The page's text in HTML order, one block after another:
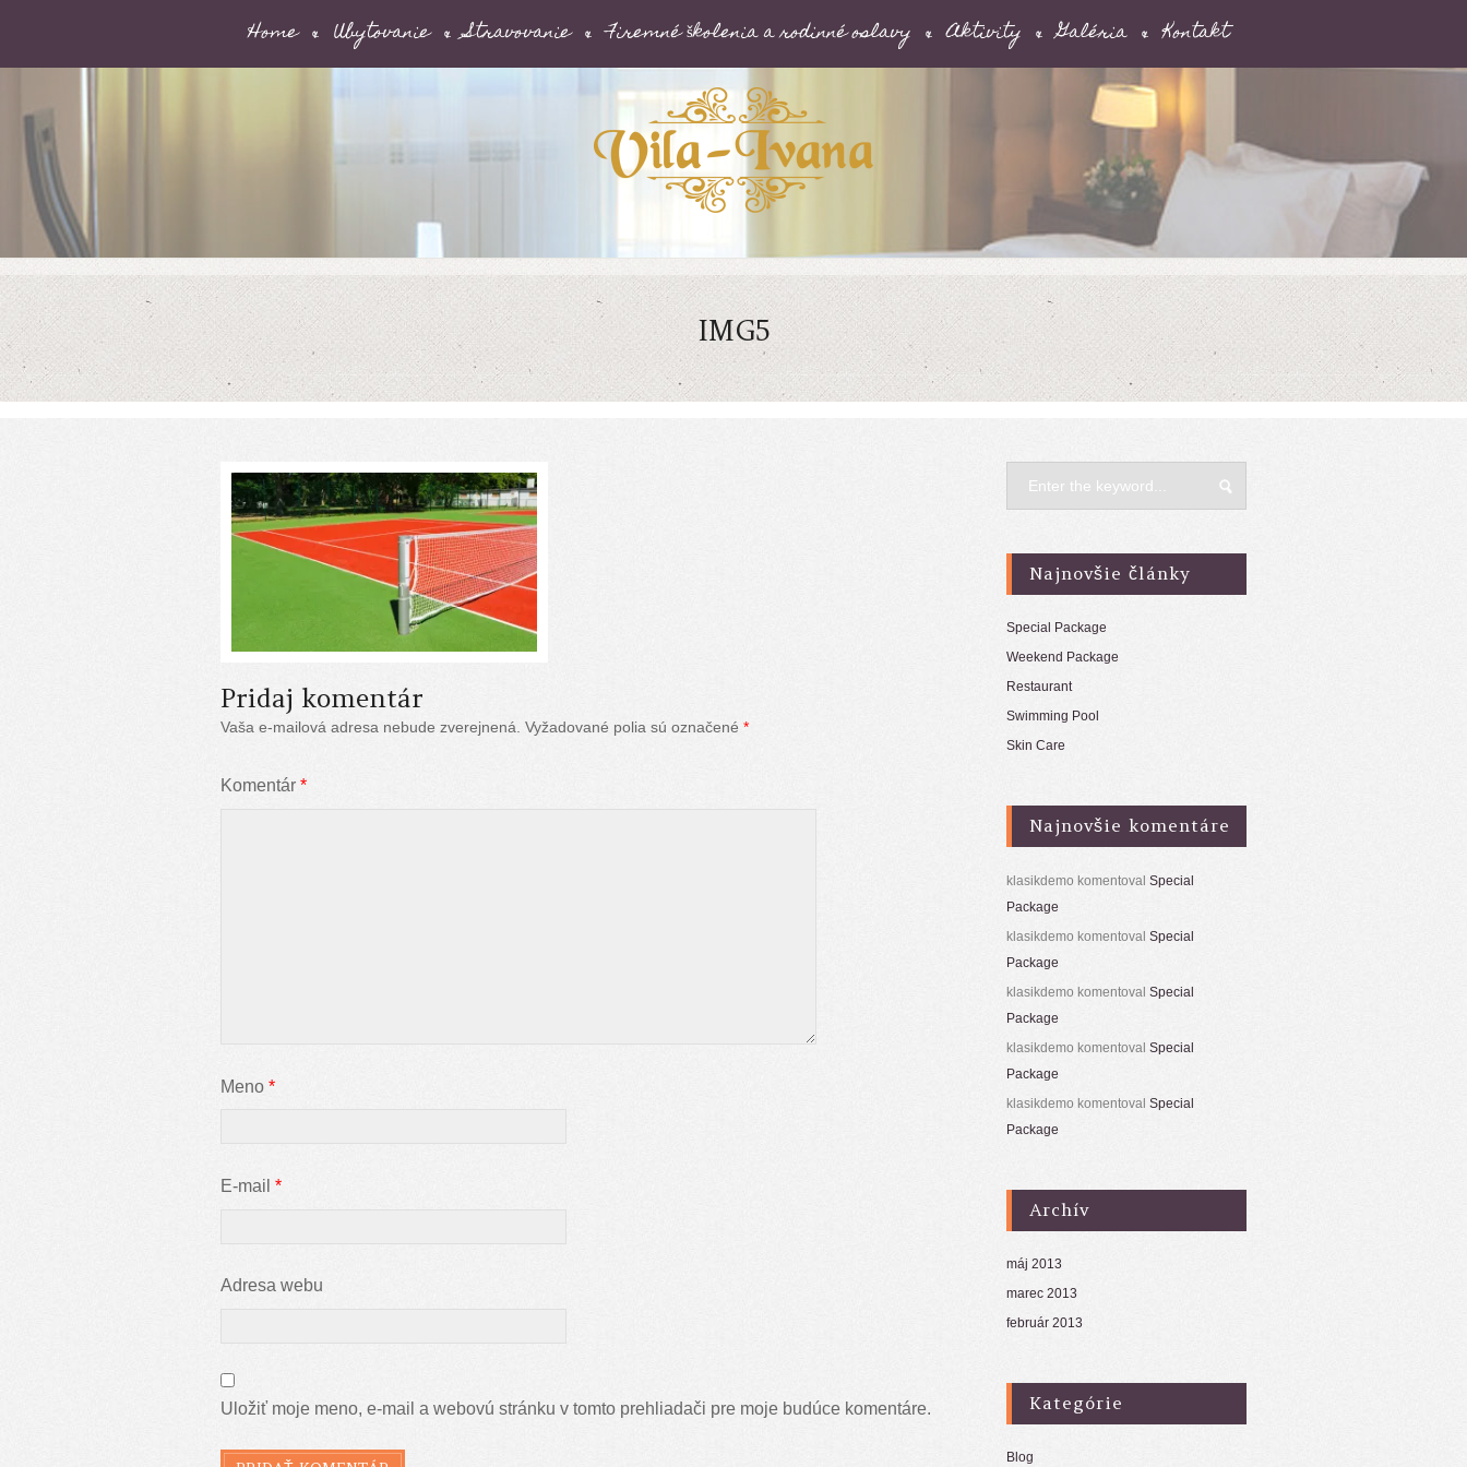
Home Ubytovanie Stravovanie Firemné školenia a rodinné oslavy Aktivity Galéria Kontakt
IMG5
Pridaj komentár
Vaša e-mailová adresa nebude zverejnená. Vyžadované polia sú označené *
Komentár *
Meno *
E-mail *
Adresa webu
Uložiť moje meno, e-mail a webovú stránku v tomto prehliadači pre moje budúce komentáre.
Najnovšie články
Special Package
Weekend Package
Restaurant
Swimming Pool
Skin Care
Najnovšie komentáre
klasikdemo komentoval Special
Package
klasikdemo komentoval Special
Package
klasikdemo komentoval Special
Package
klasikdemo komentoval Special
Package
klasikdemo komentoval Special
Package
Archív
máj 2013
marec 2013
február 2013
Kategórie
Blog